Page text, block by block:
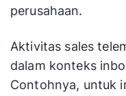
perusahaan.
Aktivitas sales
dalam konteks
Contohnya, untuk